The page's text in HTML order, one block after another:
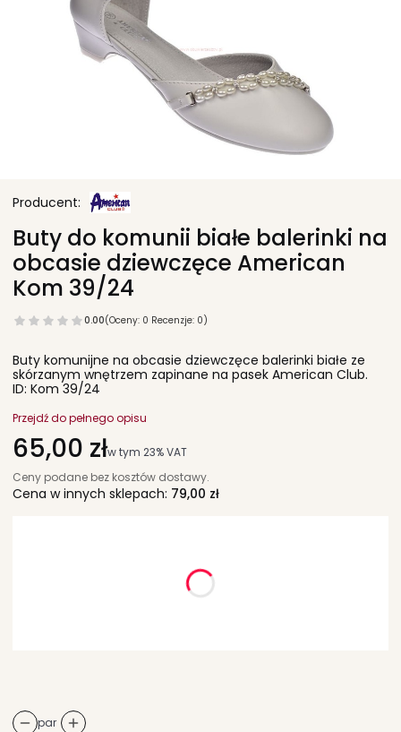
Buty do komunii białe balerinki na
obcasie dziewczęce American
Kom 39/24
0.00(Oceny: 0 Recenzje: 0)
Buty komunijne na obcasie dziewczęce balerinki białe ze
skórzanym wnętrzem zapinane na pasek American Club.
ID: Kom 39/24
Przejdź do pełnego opisu
Cena
65,00 złw tym 23% VAT
w tym 23%VAT
Ceny podane bez kosztów dostawy.
Cena w innych sklepach: 79,00 zł
par